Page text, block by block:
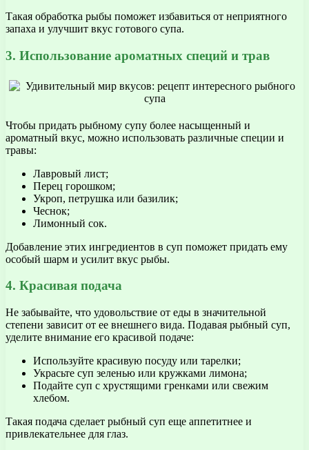
Такая обработка рыбы поможет избавиться от неприятного
запаха и улучшит вкус готового супа.
3. Использование ароматных специй и трав
Чтобы придать рыбному супу более насыщенный и
ароматный вкус, можно использовать различные специи и
травы:
Лавровый лист;
Перец горошком;
Укроп, петрушка или базилик;
Чеснок;
Лимонный сок.
Добавление этих ингредиентов в суп поможет придать ему
особый шарм и усилит вкус рыбы.
4. Красивая подача
Не забывайте, что удовольствие от еды в значительной
степени зависит от ее внешнего вида. Подавая рыбный суп,
уделите внимание его красивой подаче:
Используйте красивую посуду или тарелки;
Украсьте суп зеленью или кружками лимона;
Подайте суп с хрустящими гренками или свежим
хлебом.
Такая подача сделает рыбный суп еще аппетитнее и
привлекательнее для глаз.